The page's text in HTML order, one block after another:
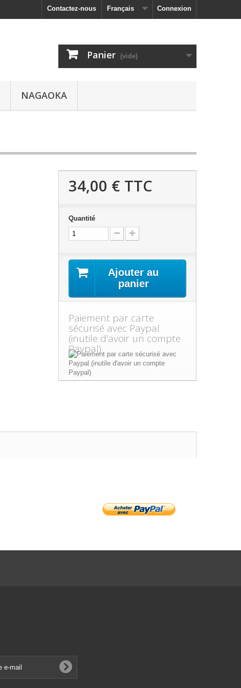
Connexion
Français
Contactez-nous
Panier (vide)
NAGAOKA
34,00 € TTC
Quantité
Ajouter au
panier
Paiement par carte
sécurisé avec Paypal
(inutile d'avoir un compte
Paypal)